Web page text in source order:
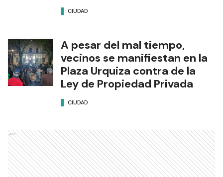
CIUDAD
A pesar del mal tiempo,
vecinos se manifiestan en la
Plaza Urquiza contra de la
Ley de Propiedad Privada
CIUDAD
Ads